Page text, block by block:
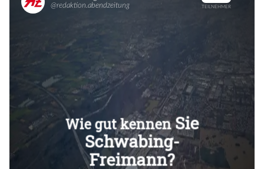
Überspringen
Überspringen